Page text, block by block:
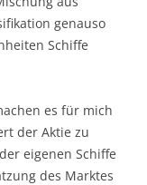
genauso
Schiffe
es für mich
der Aktie zu
eigenen Schiffe
des Marktes